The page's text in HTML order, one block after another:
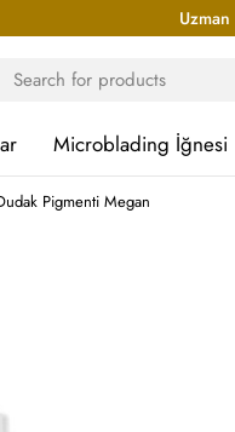
Uzman
Microblading İğnesi
Pigmenti Megan